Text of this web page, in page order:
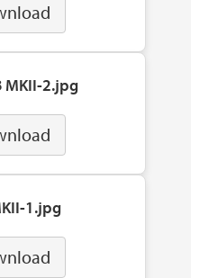
MKII-2.jpg
1.jpg